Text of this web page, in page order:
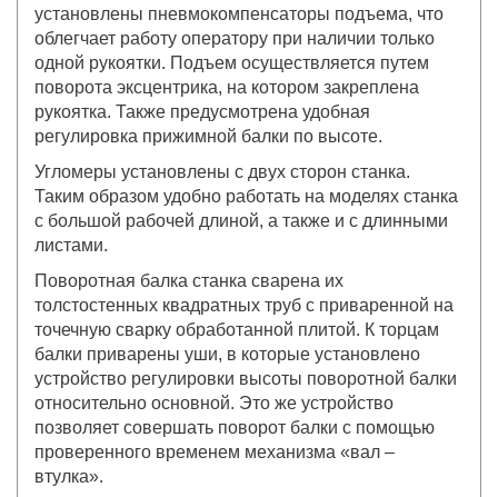
установлены пневмокомпенсаторы подъема, что
облегчает работу оператору при наличии только
одной рукоятки. Подъем осуществляется путем
поворота эксцентрика, на котором закреплена
рукоятка. Также предусмотрена удобная
регулировка прижимной балки по высоте.
Угломеры установлены с двух сторон станка.
Таким образом удобно работать на моделях станка
с большой рабочей длиной, а также и с длинными
листами.
Поворотная балка станка сварена их
толстостенных квадратных труб с приваренной на
точечную сварку обработанной плитой. К торцам
балки приварены уши, в которые установлено
устройство регулировки высоты поворотной балки
относительно основной. Это же устройство
позволяет совершать поворот балки с помощью
проверенного временем механизма «вал –
втулка».